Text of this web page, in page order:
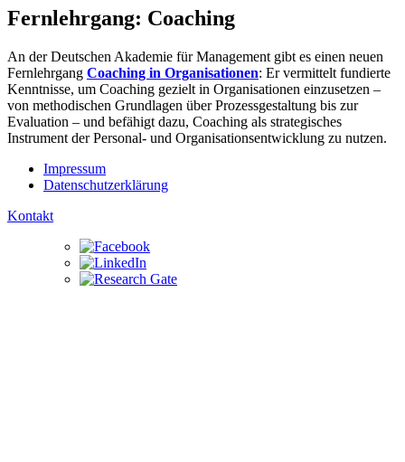
Fernlehrgang: Coaching
An der Deutschen Akademie für Management gibt es einen neuen
Fernlehrgang Coaching in Organisationen: Er vermittelt fundierte
Kenntnisse, um Coaching gezielt in Organisationen einzusetzen –
von methodischen Grundlagen über Prozessgestaltung bis zur
Evaluation – und befähigt dazu, Coaching als strategisches
Instrument der Personal- und Organisationsentwicklung zu nutzen.
Impressum
Datenschutz­erklärung
Kontakt